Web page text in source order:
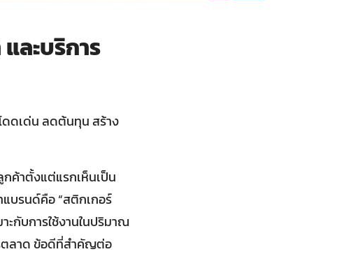
ละบริการ
ดดเด่น ลดต้นทุน สร้าง
กค้าตั้งแต่แรกเห็นเป็น
บรนด์คือ “สติกเกอร์
ะกับการใช้งานในปริมาณ
ตลาด ข้อดีที่สำคัญต่อ